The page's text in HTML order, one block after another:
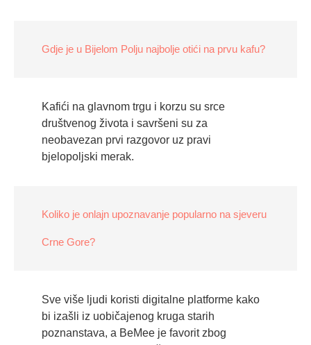
Gdje je u Bijelom Polju najbolje otići na prvu kafu?
Kafići na glavnom trgu i korzu su srce
društvenog života i savršeni su za
neobavezan prvi razgovor uz pravi
bjelopoljski merak.
Koliko je onlajn upoznavanje popularno na sjeveru
Crne Gore?
Sve više ljudi koristi digitalne platforme kako
bi izašli iz uobičajenog kruga starih
poznanstava, a BeMee je favorit zbog